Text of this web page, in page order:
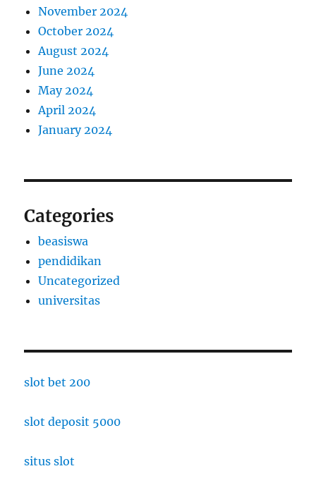
November 2024
October 2024
August 2024
June 2024
May 2024
April 2024
January 2024
Categories
beasiswa
pendidikan
Uncategorized
universitas
slot bet 200
slot deposit 5000
situs slot